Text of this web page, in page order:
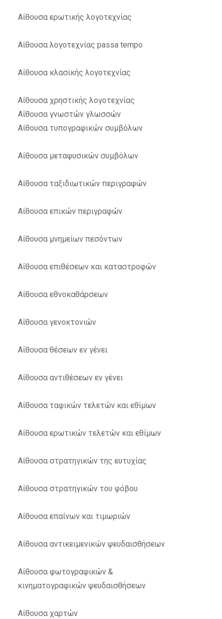
Αίθουσα ερωτικής λογοτεχνίας
Αίθουσα λογοτεχνίας passa tempo
Αίθουσα κλασικής λογοτεχνίας
Αίθουσα χρηστικής λογοτεχνίας
Αίθουσα γνωστών γλωσσών
Αίθουσα τυπογραφικών συμβόλων
Αίθουσα μεταφυσικών συμβόλων
Αίθουσα ταξιδιωτικών περιγραφών
Αίθουσα επικών περιγραφών
Αίθουσα μνημείων πεσόντων
Αίθουσα επιθέσεων και καταστροφών
Αίθουσα εθνοκαθάρσεων
Αίθουσα γενοκτονιών
Αίθουσα θέσεων εν γένει
Αίθουσα αντιθέσεων εν γένει
Αίθουσα ταφικών τελετών και εθίμων
Αίθουσα ερωτικών τελετών και εθίμων
Αίθουσα στρατηγικών της ευτυχίας
Αίθουσα στρατηγικών του φόβου
Αίθουσα επαίνων και τιμωριών
Αίθουσα αντικειμενικών ψευδαισθήσεων
Αίθουσα φωτογραφικών &
κινηματογραφικών ψευδαισθήσεων
Αίθουσα χαρτών